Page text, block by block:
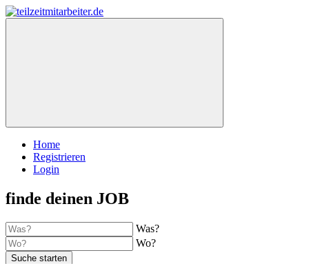
Home
Registrieren
Login
finde deinen JOB
Was?
Wo?
Suche starten